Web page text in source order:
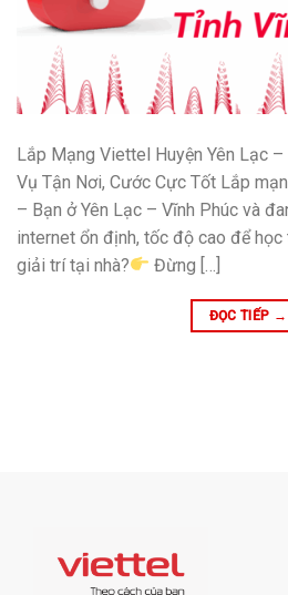
Lắp Mạng Viettel Huyện Yên Lạc
Vụ Tận Nơi, Cước Cực Tốt Lắp
– Bạn ở Yên Lạc – Vĩnh Phúc và
internet ổn định, tốc độ cao để
giải trí tại nhà?
Đừng […]
ĐỌC TIẾP →